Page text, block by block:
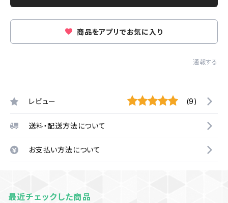
商品をアプリでお気に入り
通報する
レビュー (9)
送料・配送方法について
お支払い方法について
最近チェックした商品